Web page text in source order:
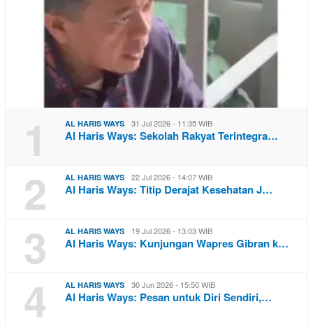
1 AL HARIS WAYS 31 Jul 2026 - 11:35 WIB
Al Haris Ways: Sekolah Rakyat Terintegra…
2 AL HARIS WAYS 22 Jul 2026 - 14:07 WIB
Al Haris Ways: Titip Derajat Kesehatan J…
3 AL HARIS WAYS 19 Jul 2026 - 13:03 WIB
Al Haris Ways: Kunjungan Wapres Gibran k…
4 AL HARIS WAYS 30 Jun 2026 - 15:50 WIB
Al Haris Ways: Pesan untuk Diri Sendiri,…